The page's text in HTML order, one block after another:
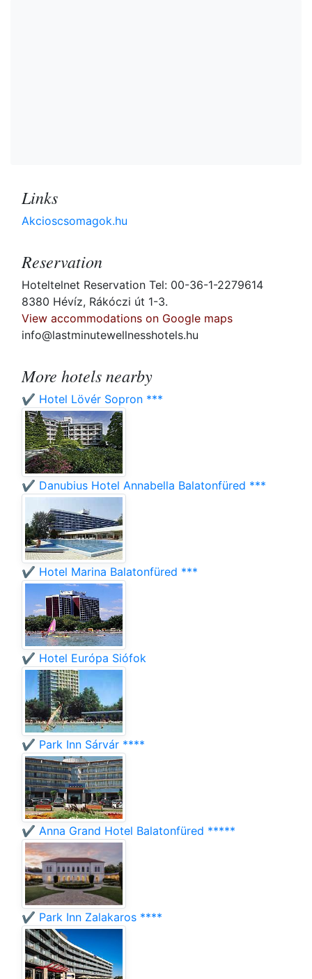
Links
Akcioscsomagok.hu
Reservation
Hoteltelnet Reservation Tel: 00-36-1-2279614
8380 Hévíz, Rákóczi út 1-3.
View accommodations on Google maps
info@lastminutewellnesshotels.hu
More hotels nearby
✔️ Hotel Lövér Sopron ***
✔️ Danubius Hotel Annabella Balatonfüred ***
✔️ Hotel Marina Balatonfüred ***
✔️ Hotel Európa Siófok
✔️ Park Inn Sárvár ****
✔️ Anna Grand Hotel Balatonfüred *****
✔️ Park Inn Zalakaros ****